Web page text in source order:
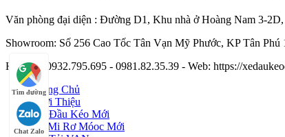
Văn phòng đại diện : Đường D1, Khu nhà ở Hoàng Nam 3-
Showroom: Số 256 Cao Tốc Tân Vạn Mỹ Phước, KP Tân
Hotline : 0932.795.695 - 0981.82.35.39 - Web: https://
Tìm đường
Chat Zalo
Trang Chủ
Giới Thiệu
Xe Đầu Kéo Mới
Sơ Mi Rơ Móoc Mới